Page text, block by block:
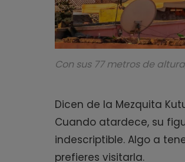
Con sus 77 metros de
Dicen de la Mezquita
Cuando atardece, su
indescriptible. Algo a
prefieres visitarla.